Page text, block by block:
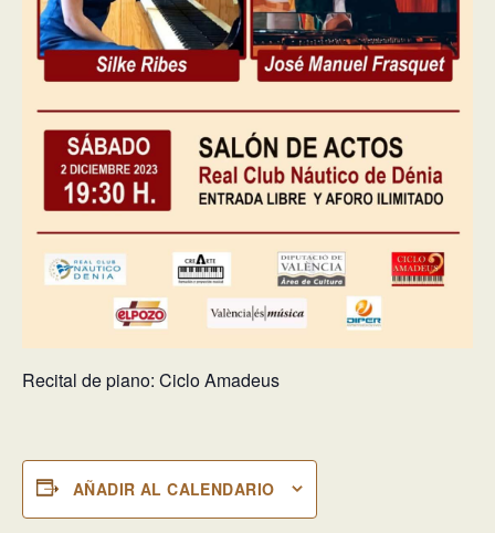
Recital de piano: Ciclo Amadeus
AÑADIR AL CALENDARIO